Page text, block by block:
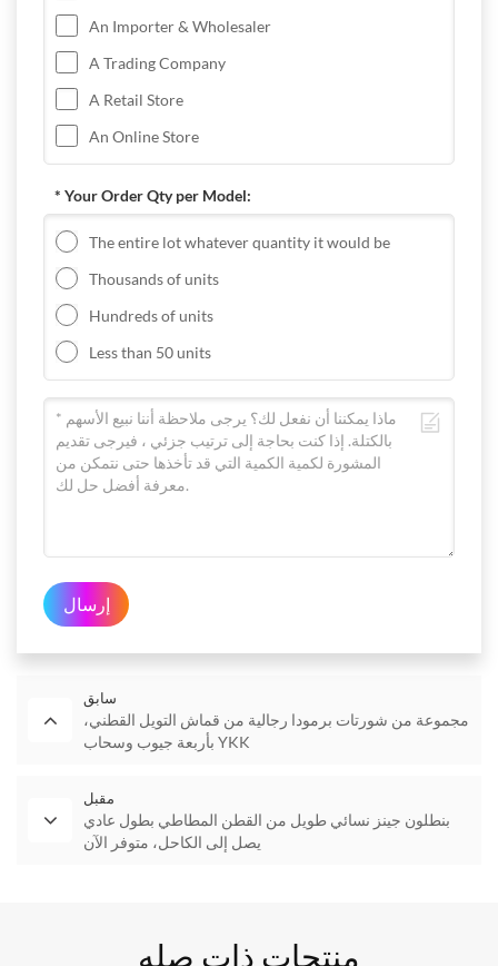
An Importer & Wholesaler
A Trading Company
A Retail Store
An Online Store
* Your Order Qty per Model:
The entire lot whatever quantity it would be
Thousands of units
Hundreds of units
Less than 50 units
إرسال
سابق
مجموعة من شورتات برمودا رجالية من قماش التويل القطني،
بأربعة جيوب وسحاب YKK
مقبل
بنطلون جينز نسائي طويل من القطن المطاطي بطول عادي
يصل إلى الكاحل، متوفر الآن
منتجات ذات صله